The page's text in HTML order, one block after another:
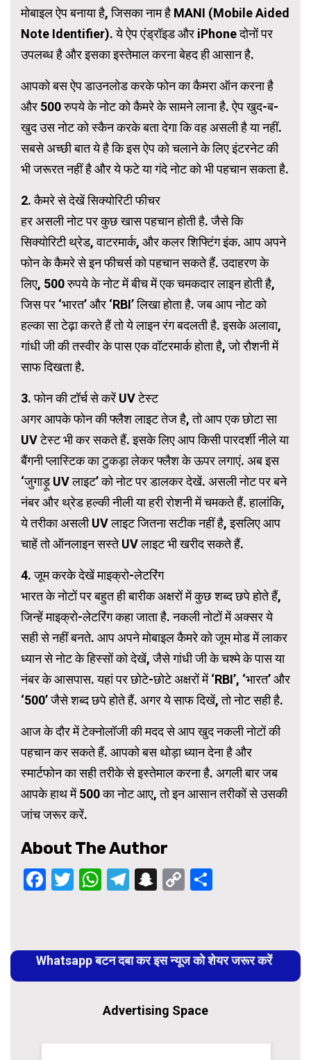
मोबाइल ऐप बनाया है, जिसका नाम है MANI (Mobile Aided
Note Identifier). ये ऐप एंड्रॉइड और iPhone दोनों पर
उपलब्ध है और इसका इस्तेमाल करना बेहद ही आसान है.
आपको बस ऐप डाउनलोड करके फोन का कैमरा ऑन करना है
और 500 रुपये के नोट को कैमरे के सामने लाना है. ऐप खुद-ब-
खुद उस नोट को स्कैन करके बता देगा कि वह असली है या नहीं.
सबसे अच्छी बात ये है कि इस ऐप को चलाने के लिए इंटरनेट की
भी जरूरत नहीं है और ये फटे या गंदे नोट को भी पहचान सकता है.
2. कैमरे से देखें सिक्योरिटी फीचर
हर असली नोट पर कुछ खास पहचान होती है. जैसे कि
सिक्योरिटी थ्रेड, वाटरमार्क, और कलर शिफ्टिंग इंक. आप अपने
फोन के कैमरे से इन फीचर्स को पहचान सकते हैं. उदाहरण के
लिए, 500 रुपये के नोट में बीच में एक चमकदार लाइन होती है,
जिस पर ‘भारत’ और ‘RBI’ लिखा होता है. जब आप नोट को
हल्का सा टेढ़ा करते हैं तो ये लाइन रंग बदलती है. इसके अलावा,
गांधी जी की तस्वीर के पास एक वॉटरमार्क होता है, जो रौशनी में
साफ दिखता है.
3. फोन की टॉर्च से करें UV टेस्ट
अगर आपके फोन की फ्लैश लाइट तेज है, तो आप एक छोटा सा
UV टेस्ट भी कर सकते हैं. इसके लिए आप किसी पारदर्शी नीले या
बैंगनी प्लास्टिक का टुकड़ा लेकर फ्लैश के ऊपर लगाएं. अब इस
‘जुगाड़ू UV लाइट’ को नोट पर डालकर देखें. असली नोट पर बने
नंबर और थ्रेड हल्की नीली या हरी रोशनी में चमकते हैं. हालांकि,
ये तरीका असली UV लाइट जितना सटीक नहीं है, इसलिए आप
चाहें तो ऑनलाइन सस्ते UV लाइट भी खरीद सकते हैं.
4. जूम करके देखें माइक्रो-लेटरिंग
भारत के नोटों पर बहुत ही बारीक अक्षरों में कुछ शब्द छपे होते हैं,
जिन्हें माइक्रो-लेटरिंग कहा जाता है. नकली नोटों में अक्सर ये
सही से नहीं बनते. आप अपने मोबाइल कैमरे को जूम मोड में लाकर
ध्यान से नोट के हिस्सों को देखें, जैसे गांधी जी के चश्मे के पास या
नंबर के आसपास. यहां पर छोटे-छोटे अक्षरों में ‘RBI’, ‘भारत’ और
‘500’ जैसे शब्द छपे होते हैं. अगर ये साफ दिखें, तो नोट सही है.
आज के दौर में टेक्नोलॉजी की मदद से आप खुद नकली नोटों की
पहचान कर सकते हैं. आपको बस थोड़ा ध्यान देना है और
स्मार्टफोन का सही तरीके से इस्तेमाल करना है. अगली बार जब
आपके हाथ में 500 का नोट आए, तो इन आसान तरीकों से उसकी
जांच जरूर करें.
About The Author
Facebook
Twitter
WhatsApp
Telegram
Snapchat
Copy
Reading
Whatsapp बटन दबा कर इस न्यूज को शेयर जरूर करें
Advertising Space